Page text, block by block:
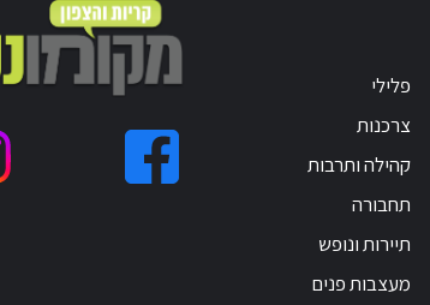
פלילי
צרכנות
קהילה ותרבות
תחבורה
תיירות ונופש
מעצבות פנים